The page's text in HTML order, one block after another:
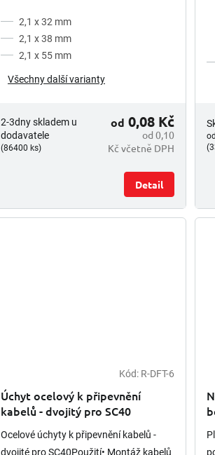
2,1 x 32 mm
2,1 x 38 mm
2,1 x 55 mm
Všechny další varianty
2-3dny skladem u
dodavatele
(86400 ks)
od 0,10
Kč včetně DPH
od 0,08 Kč
Detail
Kód: R-DFT-6
Úchyt ocelový k připevnění
kabelů - dvojitý pro SC40
Ocelové úchyty k připevnění kabelů -
dvojité pro SC40Použití• Montáž kabelů